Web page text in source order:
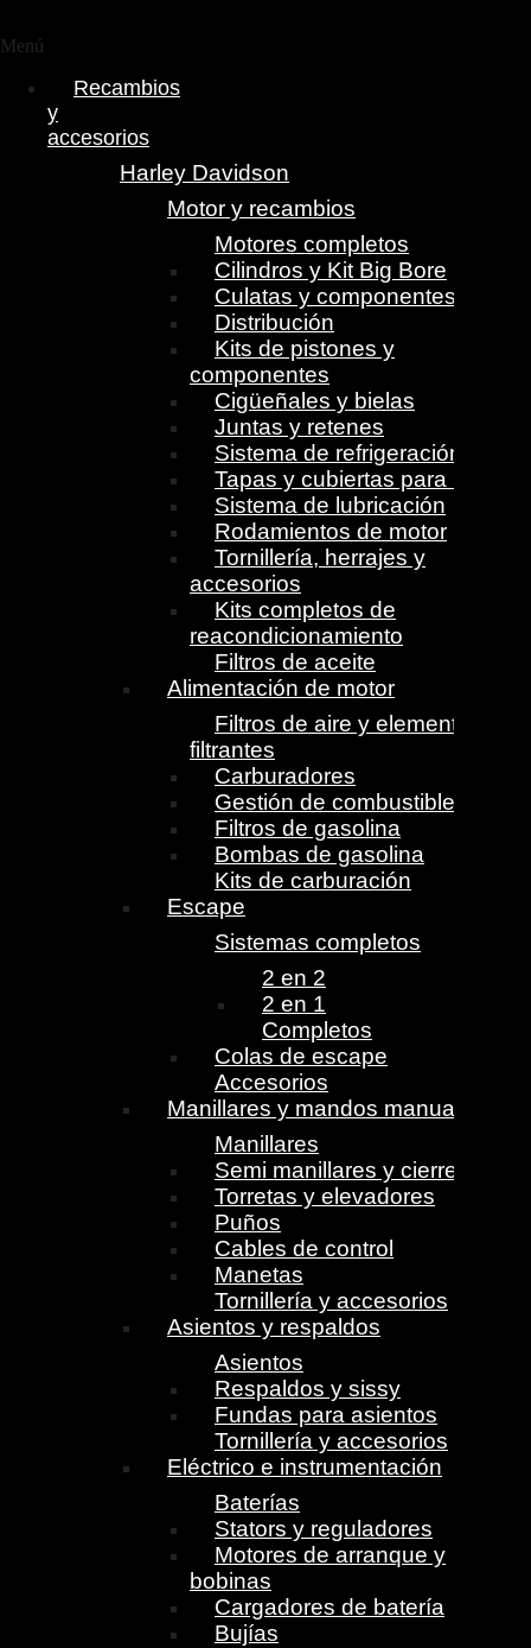
Menú
Recambios
y
accesorios
Harley Davidson
Motor y recambios
Motores completos
Cilindros y Kit Big Bore
Culatas y componentes
Distribución
Kits de pistones y
componentes
Cigüeñales y bielas
Juntas y retenes
Sistema de refrigeración
Tapas y cubiertas para motor
Sistema de lubricación
Rodamientos de motor
Tornillería, herrajes y
accesorios
Kits completos de
reacondicionamiento
Filtros de aceite
Alimentación de motor
Filtros de aire y elementos
filtrantes
Carburadores
Gestión de combustible
Filtros de gasolina
Bombas de gasolina
Kits de carburación
Escape
Sistemas completos
2 en 2
2 en 1
Completos
Colas de escape
Accesorios
Manillares y mandos manuales
Manillares
Semi manillares y cierres
Torretas y elevadores
Puños
Cables de control
Manetas
Tornillería y accesorios
Asientos y respaldos
Asientos
Respaldos y sissy
Fundas para asientos
Tornillería y accesorios
Eléctrico e instrumentación
Baterías
Stators y reguladores
Motores de arranque y
bobinas
Cargadores de batería
Bujías